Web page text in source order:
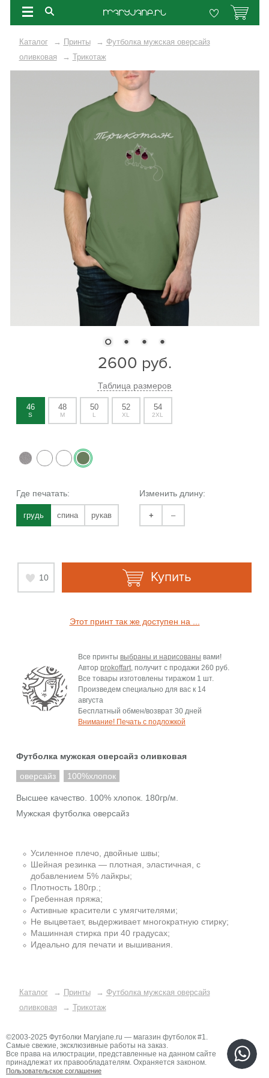
Каталог → Принты → Футболка мужская оверсайз
оливковая
→ Трикотаж
2600 руб.
Таблица размеров
46
S
48
M
50
L
52
XL
54
2XL
Где печатать:
грудь спина рукав
Изменить длину:
+ –
10 Купить
Этот принт так же доступен на ...
Все принты выбраны и нарисованы вами!
Автор prokoffart, получит с продажи 260 руб.
Все товары изготовлены тиражом 1 шт.
Произведем специально для вас к 14
августа
Бесплатный обмен/возврат 30 дней
Внимание! Печать с подложкой
Футболка мужская оверсайз оливковая
оверсайз 100%хлопок
Высшее качество. 100% хлопок. 180гр/м.
Мужская футболка оверсайз
Усиленное плечо, двойные швы;
Шейная резинка — плотная, эластичная, с
добавлением 5% лайкры;
Плотность 180гр.;
Гребенная пряжа;
Активные красители с умягчителями;
Не выцветает, выдерживает многократную стирку;
Машинная стирка при 40 градусах;
Идеально для печати и вышивания.
Каталог → Принты → Футболка мужская оверсайз
оливковая
→ Трикотаж
©2003-2025 Футболки Maryjane.ru — магазин футболок #1.
Самые свежие, эксклюзивные работы на заказ.
Все права на илюстрации, представленные на данном сайте
принадлежат их правообладателям. Охраняется законом.
Пользовательское соглашение